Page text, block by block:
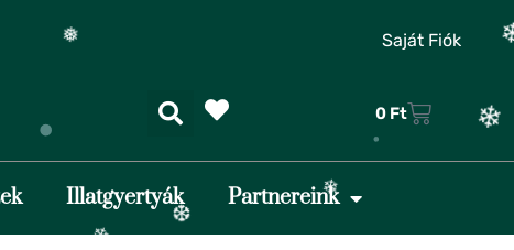
❅
Saját Fiók
0 Ft
Illatgyertyák Partnereink